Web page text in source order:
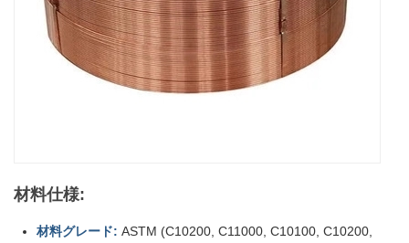
材料仕様:
材料グレード: ASTM (C10200, C11000, C10100, C10200,